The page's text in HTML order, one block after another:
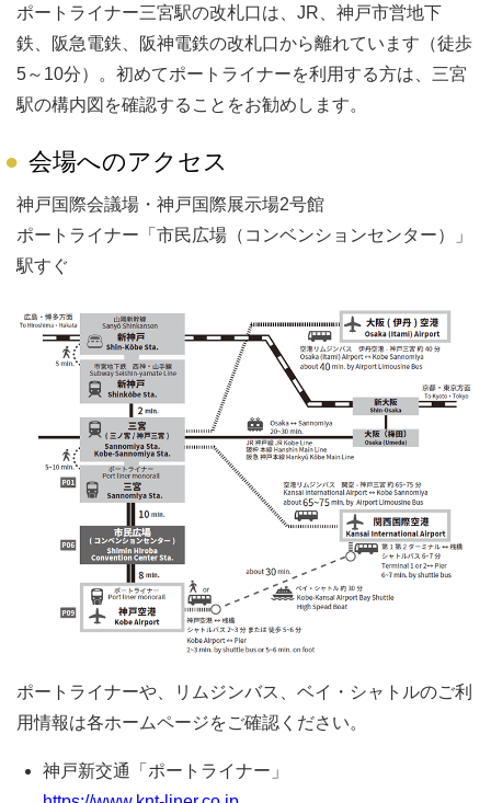
ポートライナー三宮駅の改札口は、JR、神戸市営地下
鉄、阪急電鉄、阪神電鉄の改札口から離れています（徒歩
5～10分）。初めてポートライナーを利用する方は、三宮
駅の構内図を確認することをお勧めします。
会場へのアクセス
神戸国際会議場・神戸国際展示場2号館
ポートライナー「市民広場（コンベンションセンター）」
駅すぐ
ポートライナーや、リムジンバス、ベイ・シャトルのご利
用情報は各ホームページをご確認ください。
神戸新交通「ポートライナー」